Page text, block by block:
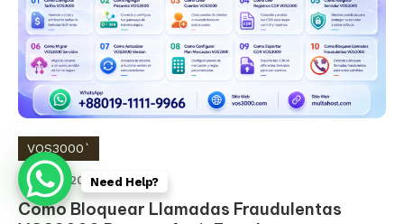
VOS3000`
May 25, 2026 king
Como Bloquear Llamadas Fraudulentas
Need Help?